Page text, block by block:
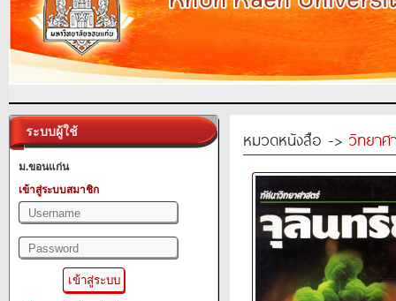
ระบบผู้ใช้
ม.ขอนแก่น
เข้าสู่ระบบสมาชิก
หมวดหนังสือ -> วิทยาศ